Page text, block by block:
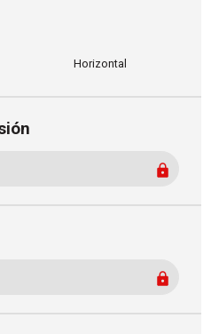
Horizontal